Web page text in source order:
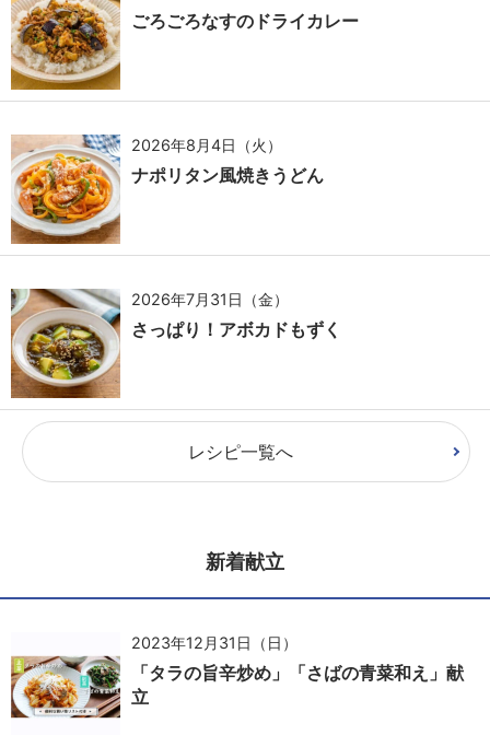
ごろごろなすのドライカレー
2026年8月4日（火）
ナポリタン風焼きうどん
2026年7月31日（金）
さっぱり！アボカドもずく
レシピ一覧へ
新着献立
2023年12月31日（日）
「タラの旨辛炒め」「さばの青菜和え」献
立